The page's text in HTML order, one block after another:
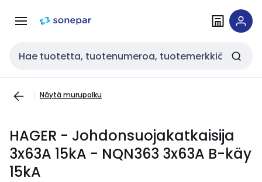
navigointiinsisältöön
Haku
Näytä murupolku
HAGER - Johdonsuojakatkaisija
3x63A 15kA - NQN363 3x63A B-käy
15kA